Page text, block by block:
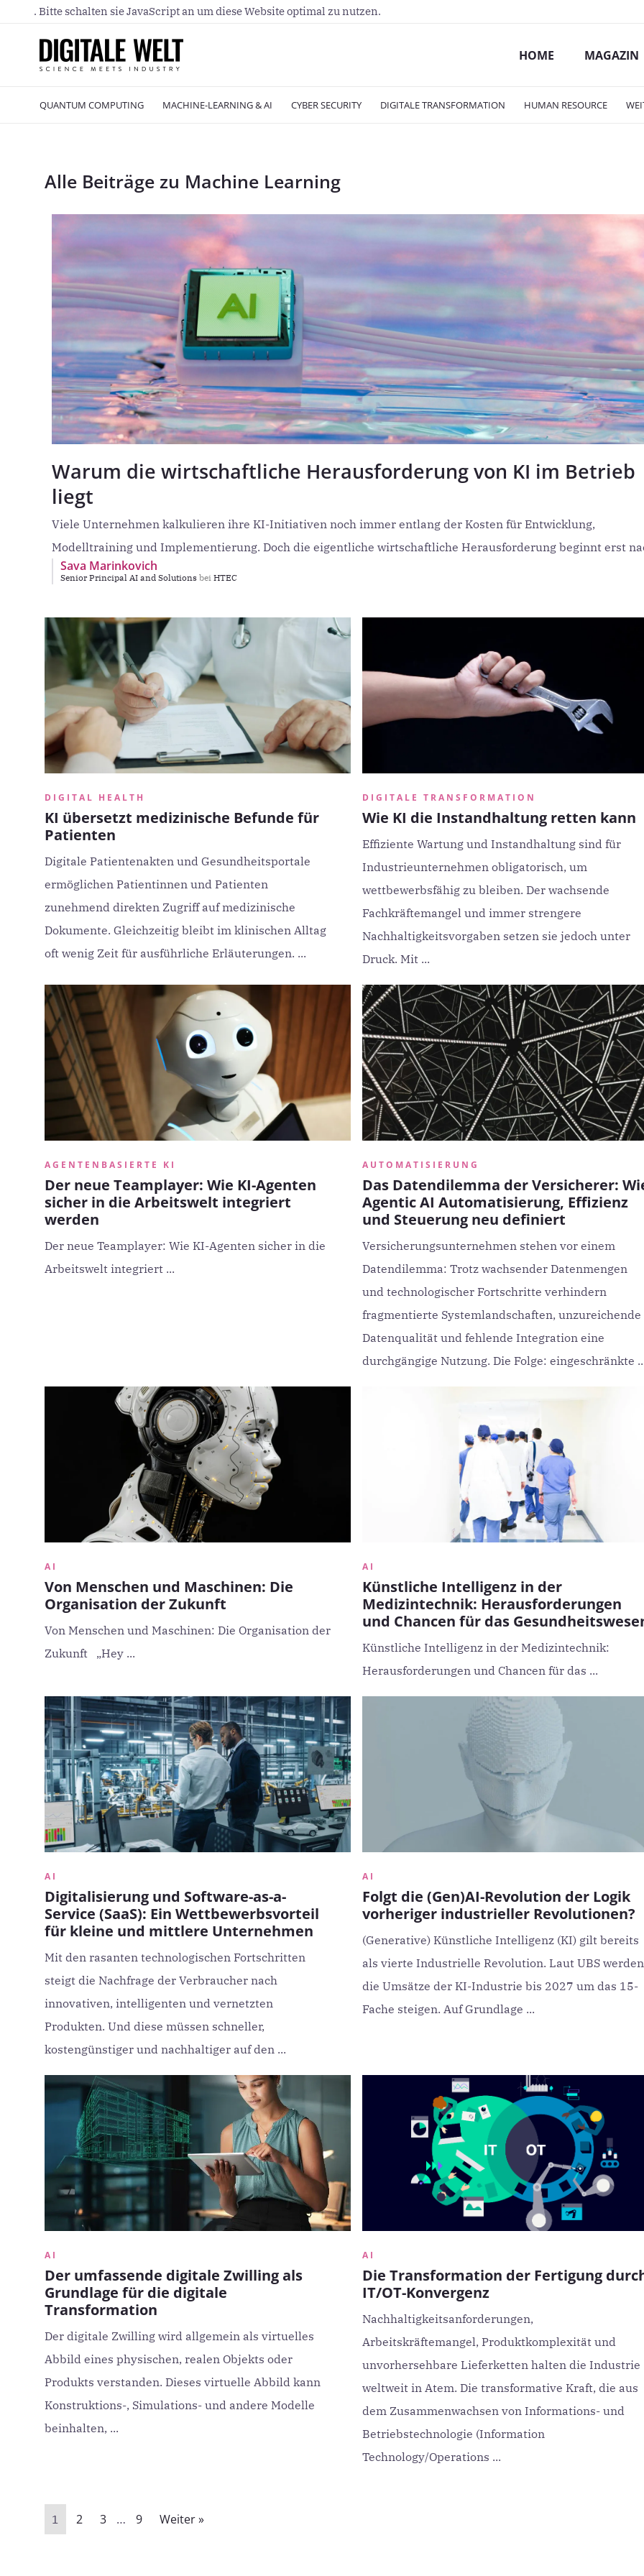
. Bitte schalten sie JavaScript an um diese Website optimal zu nutzen.
HOME MAGAZIN
QUANTUM COMPUTING MACHINE-LEARNING & AI CYBER SECURITY DIGITALE TRANSFORMATION HUMAN RESOURCE
Alle Beiträge zu Machine Learning
Warum die wirtschaftliche Herausforderung von KI im Betrieb
liegt
Viele Unternehmen kalkulieren ihre KI-Initiativen noch immer entlang der Kosten für Entwicklung,
Modelltraining und Implementierung. Doch die eigentliche wirtschaftliche Herausforderung beginnt erst
dem
Sava Marinkovich
Senior Principal AI and Solutions bei HTEC
DIGITAL HEALTH
KI übersetzt medizinische Befunde für
Patienten
Digitale Patientenakten und Gesundheitsportale
ermöglichen Patientinnen und Patienten
zunehmend direkten Zugriff auf medizinische
Dokumente. Gleichzeitig bleibt im klinischen Alltag
oft wenig Zeit für ausführliche Erläuterungen. ...
DIGITALE TRANSFORMATION
Wie KI die Instandhaltung retten kann
Effiziente Wartung und Instandhaltung sind für
Industrieunternehmen obligatorisch, um
wettbewerbsfähig zu bleiben. Der wachsende
Fachkräftemangel und immer strengere
Nachhaltigkeitsvorgaben setzen sie jedoch unter
Druck. Mit ...
AGENTENBASIERTE KI
Der neue Teamplayer: Wie KI-Agenten
sicher in die Arbeitswelt integriert
werden
Der neue Teamplayer: Wie KI-Agenten sicher in die
Arbeitswelt integriert ...
AUTOMATISIERUNG
Das Datendilemma der Versicherer:
Agentic AI Automatisierung, Effizienz
und Steuerung neu definiert
Versicherungsunternehmen stehen vor einem
Datendilemma: Trotz wachsender Datenmengen
und technologischer Fortschritte verhindern
fragmentierte Systemlandschaften, unzureichende
Datenqualität und fehlende Integration eine
durchgängige Nutzung. Die Folge: eingeschränkte
AI
Von Menschen und Maschinen: Die
Organisation der Zukunft
Von Menschen und Maschinen: Die Organisation der
Zukunft „Hey ...
AI
Künstliche Intelligenz in der
Medizintechnik: Herausforderungen
und Chancen für das
Künstliche Intelligenz in der Medizintechnik:
Herausforderungen und Chancen für das ...
AI
Digitalisierung und Software-as-a-
Service (SaaS): Ein Wettbewerbsvorteil
für kleine und mittlere Unternehmen
Mit den rasanten technologischen Fortschritten
steigt die Nachfrage der Verbraucher nach
innovativen, intelligenten und vernetzten
Produkten. Und diese müssen schneller,
kostengünstiger und nachhaltiger auf den ...
AI
Folgt die (Gen)AI-Revolution der Logik
vorheriger industrieller Revolutionen?
(Generative) Künstliche Intelligenz (KI) gilt bereits
als vierte Industrielle Revolution. Laut UBS werden
die Umsätze der KI-Industrie bis 2027 um das 15-
Fache steigen. Auf Grundlage ...
AI
Der umfassende digitale Zwilling als
Grundlage für die digitale
Transformation
Der digitale Zwilling wird allgemein als virtuelles
Abbild eines physischen, realen Objekts oder
Produkts verstanden. Dieses virtuelle Abbild kann
Konstruktions-, Simulations- und andere Modelle
beinhalten, ...
AI
Die Transformation der Fertigung
IT/OT-Konvergenz
Nachhaltigkeitsanforderungen,
Arbeitskräftemangel, Produktkomplexität und
unvorhersehbare Lieferketten halten die Industrie
weltweit in Atem. Die transformative Kraft, die aus
dem Zusammenwachsen von Informations- und
Betriebstechnologie (Information
Technology/Operations ...
1 2 3 … 9 Weiter »